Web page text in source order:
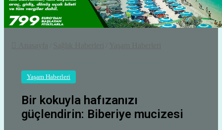
Yaşam Haberleri
Bir kokuyla hafızanızı
güçlendirin: Biberiye mucizesi